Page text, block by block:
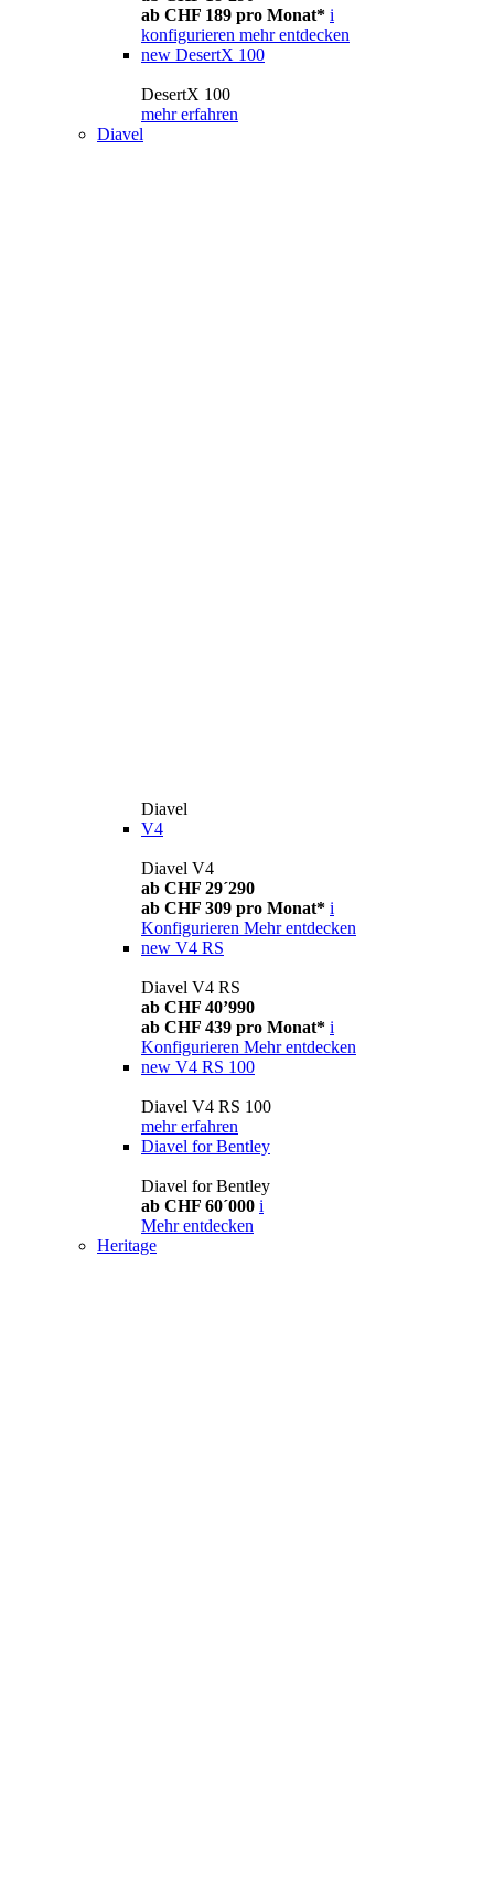
ab CHF 189 pro Monat* i
konfigurieren mehr entdecken
new DesertX 100
DesertX 100
mehr erfahren
Diavel
Diavel
V4
Diavel V4
ab CHF 29´290
ab CHF 309 pro Monat* i
Konfigurieren Mehr entdecken
new V4 RS
Diavel V4 RS
ab CHF 40’990
ab CHF 439 pro Monat* i
Konfigurieren Mehr entdecken
new V4 RS 100
Diavel V4 RS 100
mehr erfahren
Diavel for Bentley
Diavel for Bentley
ab CHF 60´000 i
Mehr entdecken
Heritage